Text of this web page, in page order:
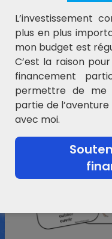
L’investissement
plus en plus
mon budget est
C’est la raison
financement
permettre de me
partie de
avec moi.